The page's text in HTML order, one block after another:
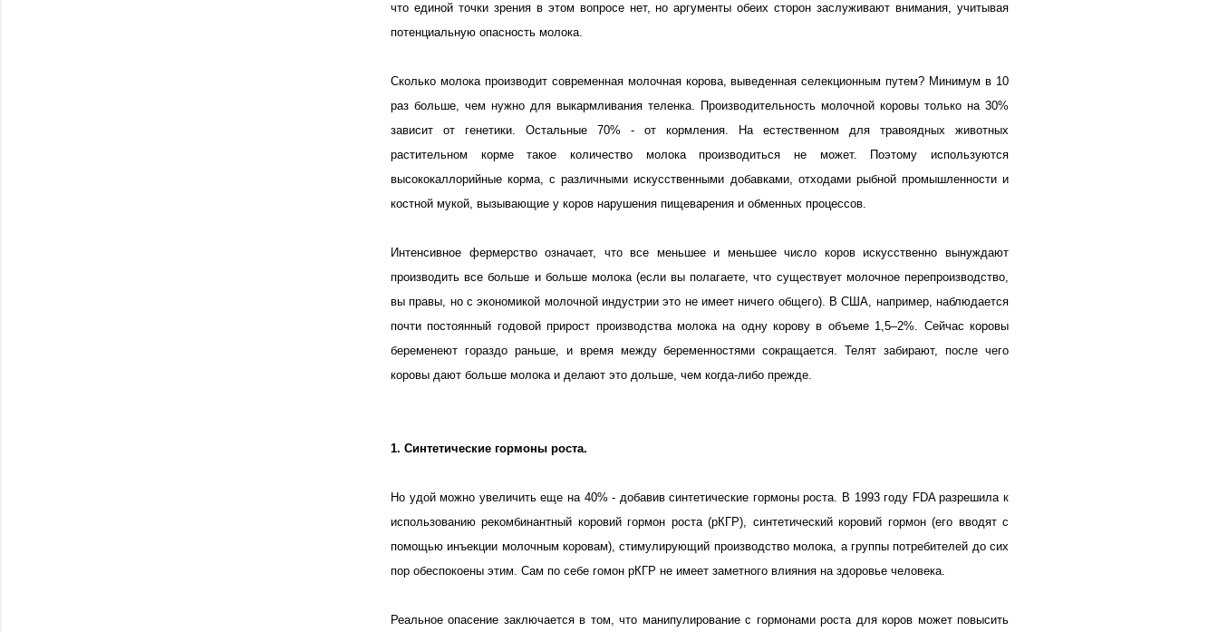
что единой точки зрения в этом вопросе нет, но аргументы обеих сторон заслуживают внимания, учитывая
потенциальную опасность молока.
Сколько молока производит современная молочная корова, выведенная селекционным путем? Минимум в 10
раз больше, чем нужно для выкармливания теленка. Производительность молочной коровы только на 30%
зависит от генетики. Остальные 70% - от кормления. На естественном для травоядных животных
растительном корме такое количество молока производиться не может. Поэтому используются
высококаллорийные корма, с различными искусственными добавками, отходами рыбной промышленности и
костной мукой, вызывающие у коров нарушения пищеварения и обменных процессов.
Интенсивное фермерство означает, что все меньшее и меньшее число коров искусственно вынуждают
производить все больше и больше молока (если вы полагаете, что существует молочное перепроизводство,
вы правы, но с экономикой молочной индустрии это не имеет ничего общего). В США, например, наблюдается
почти постоянный годовой прирост производства молока на одну корову в объеме 1,5–2%. Сейчас коровы
беременеют гораздо раньше, и время между беременностями сокращается. Телят забирают, после чего
коровы дают больше молока и делают это дольше, чем когда-либо прежде.
1. Синтетические гормоны роста.
Но удой можно увеличить еще на 40% - добавив синтетические гормоны роста. В 1993 году FDA разрешила к
использованию рекомбинантный коровий гормон роста (рКГР), синтетический коровий гормон (его вводят с
помощью инъекции молочным коровам), стимулирующий производство молока, а группы потребителей до сих
пор обеспокоены этим. Сам по себе гомон рКГР не имеет заметного влияния на здоровье человека.
Реальное опасение заключается в том, что манипулирование с гормонами роста для коров может повысить